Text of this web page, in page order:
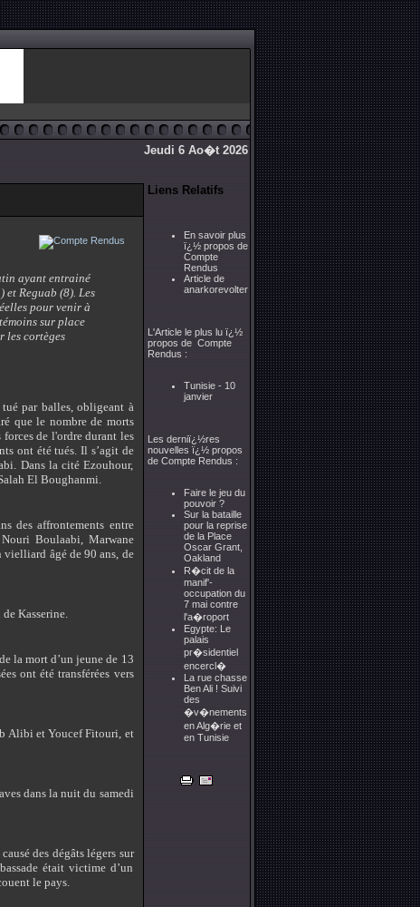
Jeudi 6 Ao�t 2026
ayant entrainé
et Reguab (8). Les
pour venir à
sur place
les cortèges
par balles, obligeant à
que le nombre de morts
de l'ordre durant les
ont été tués. Il s’agit de
Dans la cité Ezouhour,
El Boughanmi.
des affrontements entre
Boulaabi, Marwane
âgé de 90 ans, de
Kasserine.
la mort d’un jeune de 13
ont été transférées vers
Alibi et Youcef Fitouri, et
dans la nuit du samedi
des dégâts légers sur
était victime d’un
le pays.
Liens Relatifs
En savoir plus
ï¿½ propos de
Compte
Rendus
Article de
anarkorevolter
L'Article le plus lu ï¿½
propos de Compte
Rendus :
Tunisie - 10
janvier
Les derniï¿½res
nouvelles ï¿½ propos
de Compte Rendus :
Faire le jeu du
pouvoir ?
Sur la bataille
pour la reprise
de la Place
Oscar Grant,
Oakland
R�cit de la
manif'-
occupation du
7 mai contre
l'a�roport
Egypte: Le
palais
pr�sidentiel
encercl�
La rue chasse
Ben Ali ! Suivi
des
�v�nements
en Alg�rie et
en Tunisie